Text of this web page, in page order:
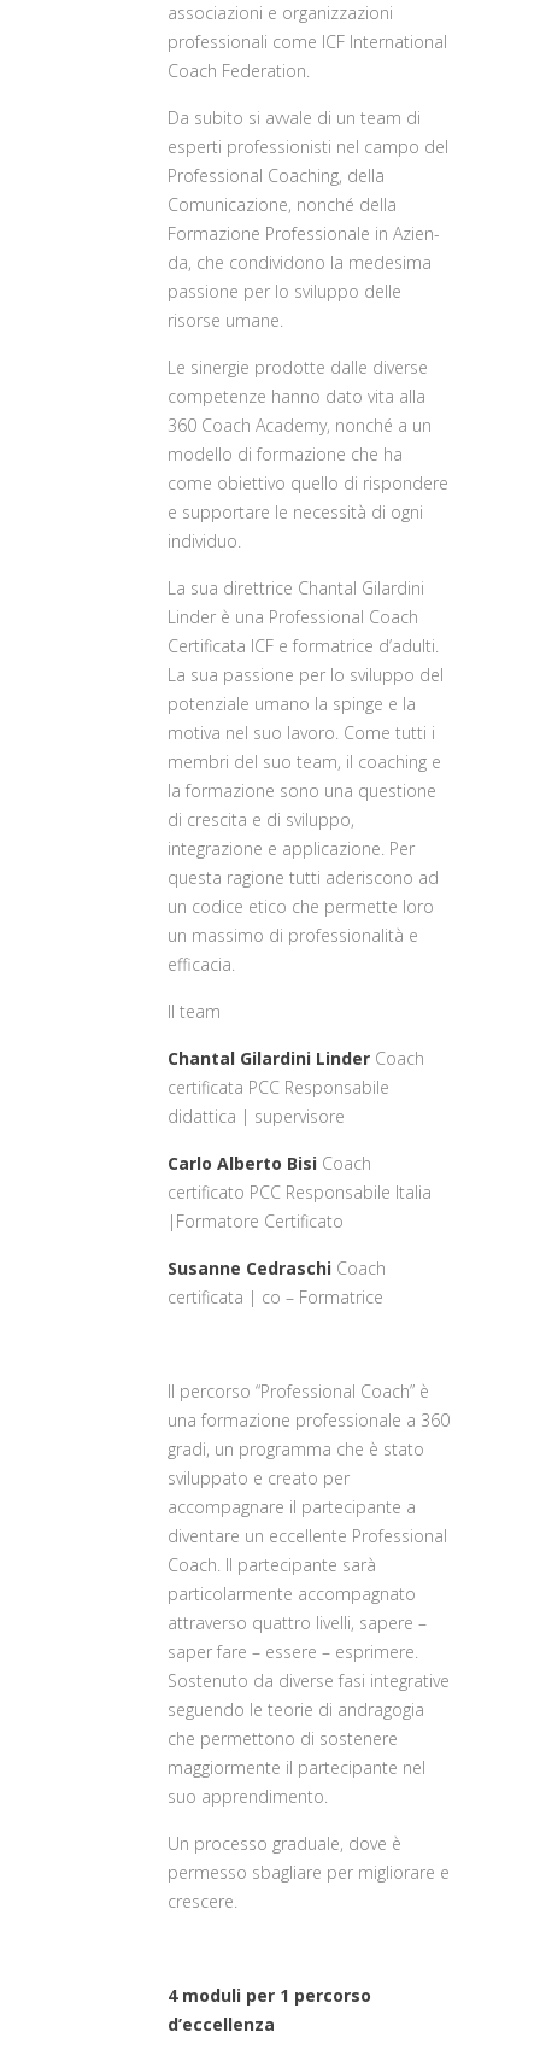
associazioni e organizzazioni
professio­nali come ICF International
Coach Fede­ration.
Da subito si avvale di un team di
esperti professionisti nel campo del
Professional Coaching, della
Comunicazione, nonché della
Formazione Professionale in Azien­
da, che condividono la medesima
passio­ne per lo sviluppo delle
risorse umane.
Le sinergie prodotte dalle diverse
com­petenze hanno dato vita alla
360 Coach Academy, nonché a un
modello di for­mazione che ha
come obiettivo quello di rispondere
e supportare le necessità di ogni
individuo.
La sua direttrice Chantal Gilardini
Linder è una Professional Coach
Certificata ICF e formatrice d’adulti.
La sua passione per lo sviluppo del
potenziale umano la spin­ge e la
motiva nel suo lavoro. Come tutti i
membri del suo team, il coa­ching e
la formazione sono una questio­ne
di crescita e di sviluppo,
integrazione e applicazione. Per
questa ragione tutti aderiscono ad
un codice etico che per­mette loro
un massimo di professionalità e
efficacia.
Il team
Chantal Gilardini Linder Coach
certificata PCC Responsabile
didattica | supervisore
Carlo Alberto Bisi Coach
certificato PCC Responsabile Italia
|Formatore Certificato
Susanne Cedraschi Coach
certificata | co – Formatrice
Il percorso “Professional Coach” è
una formazione professionale a 360
gradi, un programma che è stato
sviluppato e creato per
accompagnare il partecipante a
diventare un eccellente Professional
Coach. Il partecipante sarà
particolarmente accompagnato
attraverso quattro livelli, sapere –
saper fare – essere – esprimere.
Sostenuto da diverse fasi integrative
seg­uendo le teorie di andragogia
che per­mettono di sostenere
maggiormente il partecipante nel
suo apprendimento.
Un processo graduale, dove è
permesso sbagliare per migliorare e
crescere.
4 moduli per 1 percorso
d’eccellenza